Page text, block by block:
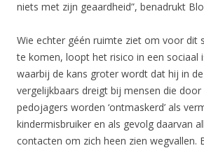
niets met zijn geaardheid”, benadrukt
Wie echter géén ruimte ziet om voor dit
te komen, loopt het risico in een sociaal
waarbij de kans groter wordt dat hij in
vergelijkbaars dreigt bij mensen die
pedojagers worden ‘ontmaskerd’ als
kindermisbruiker en als gevolg daarvan
contacten om zich heen zien wegvallen.